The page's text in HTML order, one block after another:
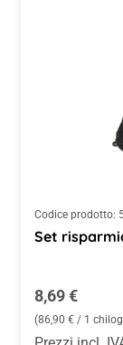
Codice prodotto:
Set
Prezzo
8,69 €
(86,90 € / 1